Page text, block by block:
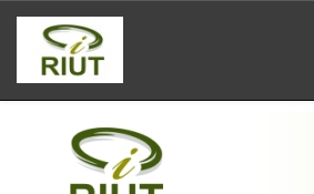
Skip
navigation